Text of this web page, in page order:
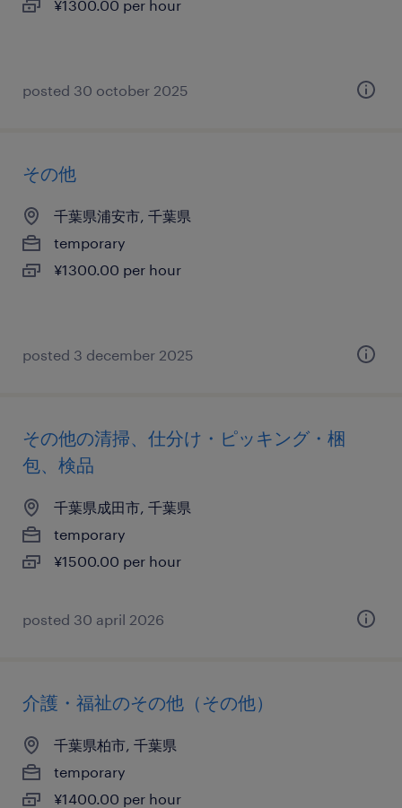
¥1300.00 per hour
posted 30 october 2025
その他
千葉県浦安市, 千葉県
temporary
¥1300.00 per hour
posted 3 december 2025
その他の清掃、仕分け・ピッキング・梱
包、検品
千葉県成田市, 千葉県
temporary
¥1500.00 per hour
posted 30 april 2026
介護・福祉のその他（その他）
千葉県柏市, 千葉県
temporary
¥1400.00 per hour